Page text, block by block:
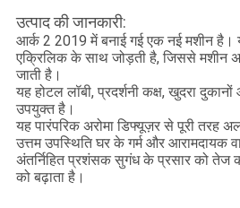
उत्पाद की जानकारी:
आर्क 2 2019 में बनाई गई एक नई मशीन है।
एक्रिलिक के साथ जोड़ती है, जिससे मशीन
जाती है।
यह होटल लॉबी, प्रदर्शनी कक्ष, खुदरा
उपयुक्त है।
यह पारंपरिक अरोमा डिफ्यूज़र से पूरी तरह
उत्तम उपस्थिति घर के गर्म और आरामदायक
अंतर्निहित प्रशंसक सुगंध के प्रसार को तेज
को बढ़ाता है।